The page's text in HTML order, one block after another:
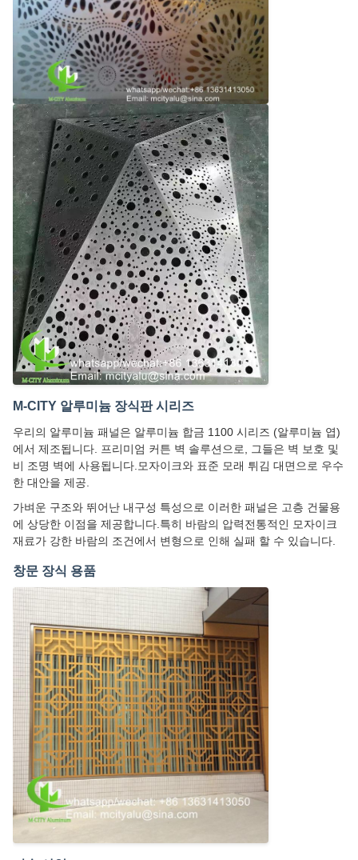
M-CITY 알루미늄 장식판 시리즈
우리의 알루미늄 패널은 알루미늄 합금 1100 시리즈 (알루미늄 엽)
에서 제조됩니다. 프리미엄 커튼 벽 솔루션으로, 그들은 벽 보호 및
비 조명 벽에 사용됩니다.모자이크와 표준 모래 튀김 대면으로 우수
한 대안을 제공.
가벼운 구조와 뛰어난 내구성 특성으로 이러한 패널은 고층 건물용
에 상당한 이점을 제공합니다.특히 바람의 압력전통적인 모자이크
재료가 강한 바람의 조건에서 변형으로 인해 실패 할 수 있습니다.
창문 장식 용품